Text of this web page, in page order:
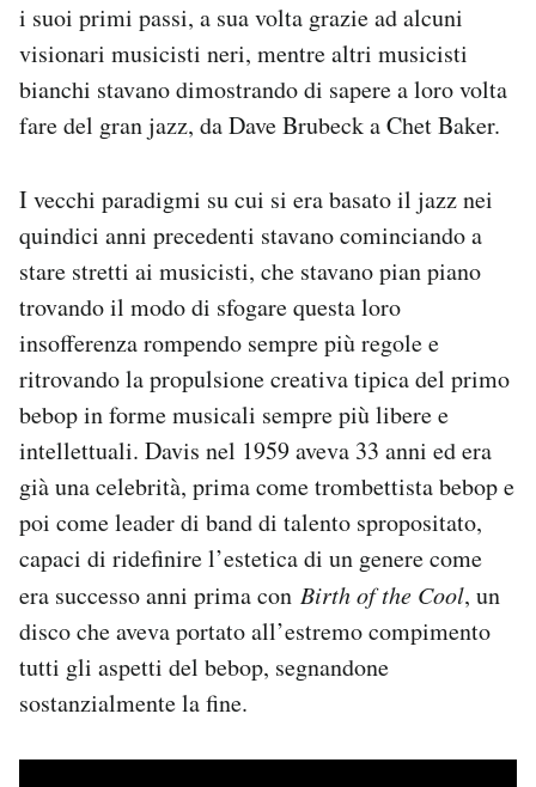
i suoi primi passi, a sua volta grazie ad alcuni
visionari musicisti neri, mentre altri musicisti
bianchi stavano dimostrando di sapere a loro volta
fare del gran jazz, da Dave Brubeck a Chet Baker.
I vecchi paradigmi su cui si era basato il jazz nei
quindici anni precedenti stavano cominciando a
stare stretti ai musicisti, che stavano pian piano
trovando il modo di sfogare questa loro
insofferenza rompendo sempre più regole e
ritrovando la propulsione creativa tipica del primo
bebop in forme musicali sempre più libere e
intellettuali. Davis nel 1959 aveva 33 anni ed era
già una celebrità, prima come trombettista bebop e
poi come leader di band di talento spropositato,
capaci di ridefinire l’estetica di un genere come
era successo anni prima con Birth of the Cool, un
disco che aveva portato all’estremo compimento
tutti gli aspetti del bebop, segnandone
sostanzialmente la fine.